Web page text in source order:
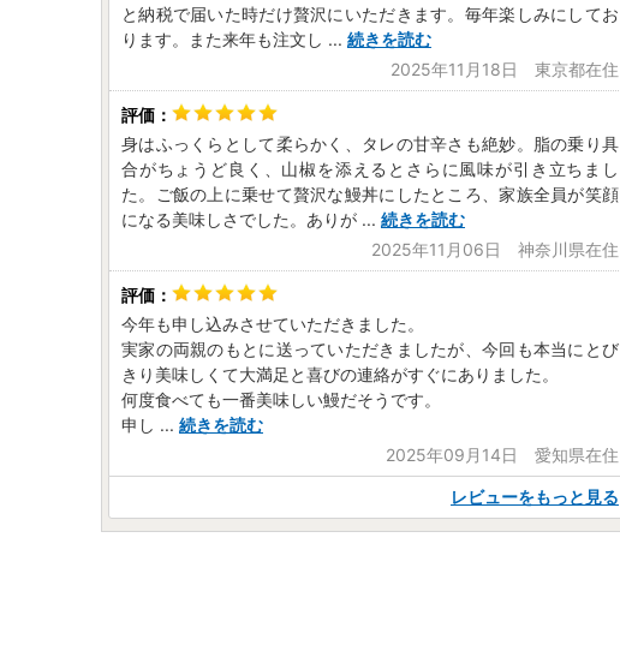
と納税で届いた時だけ贅沢にいただきます。毎年楽しみにしてお
ります。また来年も注文し ... 続きを読む
2025年11月18日 東京都在住
身はふっくらとして柔らかく、タレの甘辛さも絶妙。脂の乗り具
合がちょうど良く、山椒を添えるとさらに風味が引き立ちまし
た。ご飯の上に乗せて贅沢な鰻丼にしたところ、家族全員が笑顔
になる美味しさでした。ありが ... 続きを読む
2025年11月06日 神奈川県在住
今年も申し込みさせていただきました。
実家の両親のもとに送っていただきましたが、今回も本当にとび
きり美味しくて大満足と喜びの連絡がすぐにありました。
何度食べても一番美味しい鰻だそうです。
申し ... 続きを読む
2025年09月14日 愛知県在住
レビューをもっと見る